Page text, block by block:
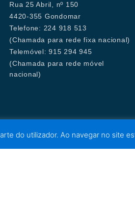
Rua 25 Abril, nº 150
4420-355 Gondomar
Telefone: 224 918 513
(Chamada para rede fixa nacional)
Telemóvel: 915 294 945
(Chamada para rede móvel
nacional)
do utilizador. Ao navegar no site